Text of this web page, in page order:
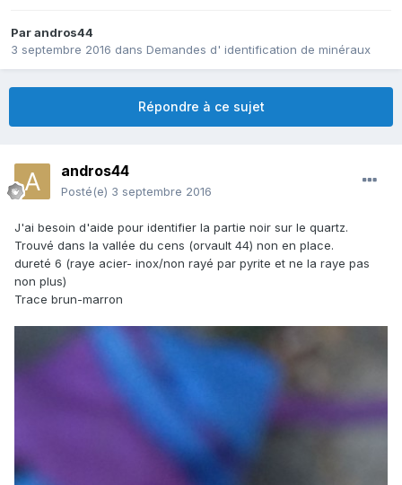
Parandros44
3 septembre 2016 dans Demandes d' identification de minéraux
Répondre à ce sujet
andros44
Posté(e) 3 septembre 2016
J'ai besoin d'aide pour identifier la partie noir sur le quartz.
Trouvé dans la vallée du cens (orvault 44) non en place.
dureté 6 (raye acier- inox/non rayé par pyrite et ne la raye pas
non plus)
Trace brun-marron